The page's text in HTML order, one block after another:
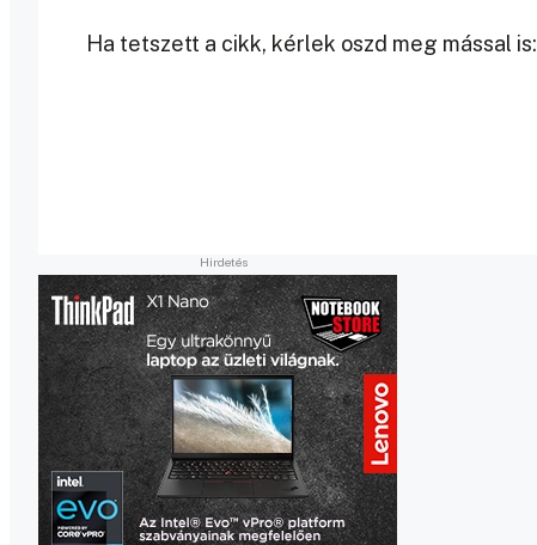
Ha tetszett a cikk, kérlek oszd meg mással is: